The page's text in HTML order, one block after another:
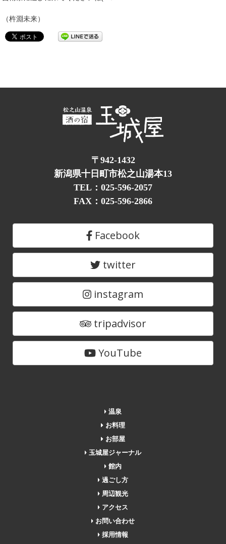
（杵淵未来）
〒942-1432
新潟県十日町市松之山湯本13
TEL：025-596-2057
FAX：025-596-2866
Facebook
twitter
instagram
tripadvisor
YouTube
温泉
お料理
お部屋
玉城屋ジャーナル
館内
過ごし方
周辺観光
アクセス
お問い合わせ
採用情報